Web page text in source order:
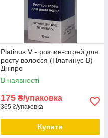
Platinus V - розчин-спрей для
росту волосся (Платинус В)
Дніпро
В наявності
175 ₴/упаковка
365 ₴/упаковка
Купити